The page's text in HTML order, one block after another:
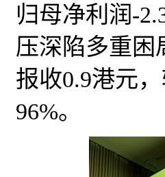
归母净利润-
压深陷多重困
报收0.9港元
96%。